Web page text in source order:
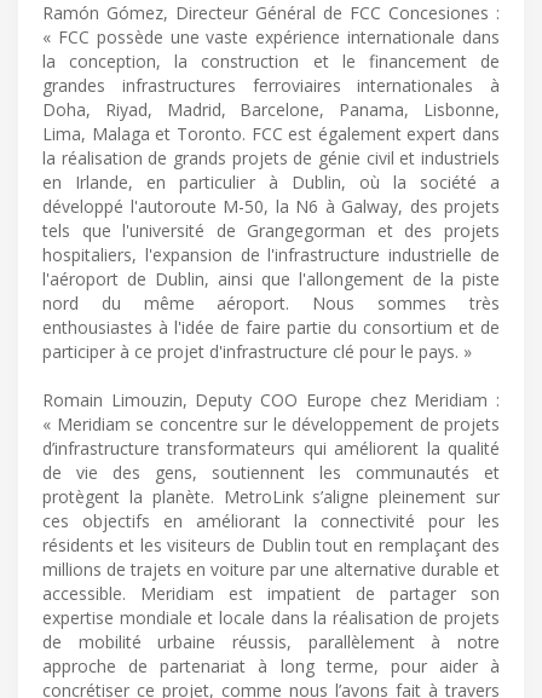
Ramón Gómez, Directeur Général de FCC Concesiones :
« FCC possède une vaste expérience internationale dans
la conception, la construction et le financement de
grandes infrastructures ferroviaires internationales à
Doha, Riyad, Madrid, Barcelone, Panama, Lisbonne,
Lima, Malaga et Toronto. FCC est également expert dans
la réalisation de grands projets de génie civil et industriels
en Irlande, en particulier à Dublin, où la société a
développé l'autoroute M-50, la N6 à Galway, des projets
tels que l'université de Grangegorman et des projets
hospitaliers, l'expansion de l'infrastructure industrielle de
l'aéroport de Dublin, ainsi que l'allongement de la piste
nord du même aéroport. Nous sommes très
enthousiastes à l'idée de faire partie du consortium et de
participer à ce projet d'infrastructure clé pour le pays. »
Romain Limouzin, Deputy COO Europe chez Meridiam :
« Meridiam se concentre sur le développement de projets
d’infrastructure transformateurs qui améliorent la qualité
de vie des gens, soutiennent les communautés et
protègent la planète. MetroLink s’aligne pleinement sur
ces objectifs en améliorant la connectivité pour les
résidents et les visiteurs de Dublin tout en remplaçant des
millions de trajets en voiture par une alternative durable et
accessible. Meridiam est impatient de partager son
expertise mondiale et locale dans la réalisation de projets
de mobilité urbaine réussis, parallèlement à notre
approche de partenariat à long terme, pour aider à
concrétiser ce projet, comme nous l’avons fait à travers